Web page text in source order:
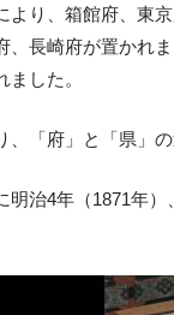
より、箱館府、東
、長崎府が置かれ
ました。
、「府」と「県」
明治4年（1871年